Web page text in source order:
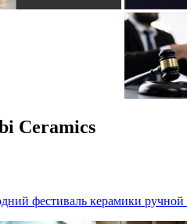
Ceramics
фестиваль керамики ручной